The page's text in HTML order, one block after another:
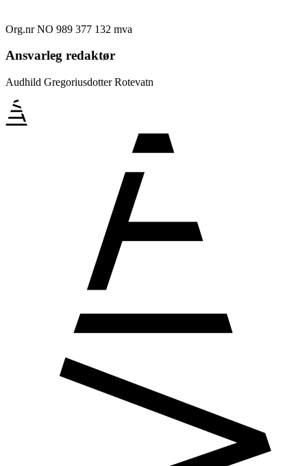
Org.nr NO 989 377 132 mva
Ansvarleg redaktør
Audhild Gregoriusdotter Rotevatn